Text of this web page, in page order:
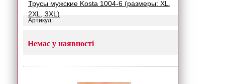
Трусы мужские Kosta 1004-6 (размеры: XL,
2XL, 3XL)
Артикул:
Немає у наявності